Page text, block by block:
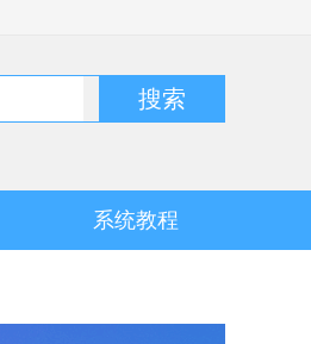
搜索
系统教程